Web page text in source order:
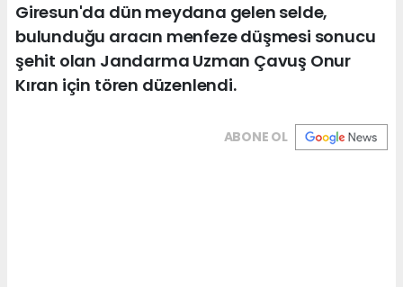
Giresun'da dün meydana gelen selde,
bulunduğu aracın menfeze düşmesi sonucu
şehit olan Jandarma Uzman Çavuş Onur
Kıran için tören düzenlendi.
ABONE OL